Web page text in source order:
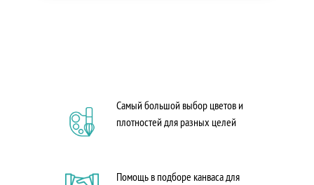
Самый большой выбор цветов и
плотностей для разных целей
Помощь в подборе канваса для